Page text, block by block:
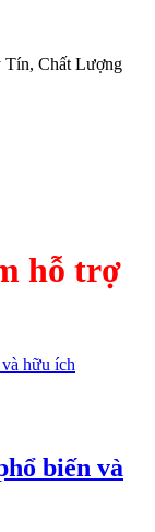
Tín, Chất Lượng
hỗ trợ
biến và